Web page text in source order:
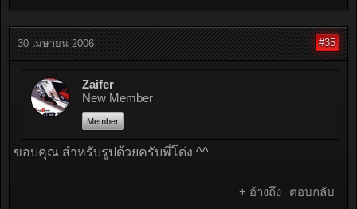
30 เมษายน 2006 #35
Zaifer
New Member
Member
ขอบคุณ สำหรับรูปด้วยครับพี่โด่ง ^^
+ อ้างถึง ตอบกลับ